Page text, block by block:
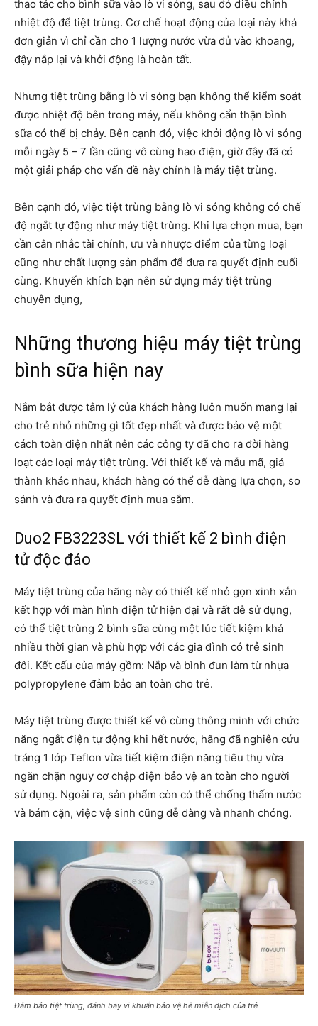
thao tác cho bình sữa vào lò vi sóng, sau đó điều chỉnh
nhiệt độ để tiệt trùng. Cơ chế hoạt động của loại này khá
đơn giản vì chỉ cần cho 1 lượng nước vừa đủ vào khoang,
đậy nắp lại và khởi động là hoàn tất.
Nhưng tiệt trùng bằng lò vi sóng bạn không thể kiểm soát
được nhiệt độ bên trong máy, nếu không cẩn thận bình
sữa có thể bị chảy. Bên cạnh đó, việc khởi động lò vi sóng
mỗi ngày 5 – 7 lần cũng vô cùng hao điện, giờ đây đã có
một giải pháp cho vấn đề này chính là máy tiệt trùng.
Bên cạnh đó, việc tiệt trùng bằng lò vi sóng không có chế
độ ngắt tự động như máy tiệt trùng. Khi lựa chọn mua, bạn
cần cân nhắc tài chính, ưu và nhược điểm của từng loại
cũng như chất lượng sản phẩm để đưa ra quyết định cuối
cùng. Khuyến khích bạn nên sử dụng máy tiệt trùng
chuyên dụng,
Những thương hiệu máy tiệt trùng
bình sữa hiện nay
Nắm bắt được tâm lý của khách hàng luôn muốn mang lại
cho trẻ nhỏ những gì tốt đẹp nhất và được bảo vệ một
cách toàn diện nhất nên các công ty đã cho ra đời hàng
loạt các loại máy tiệt trùng. Với thiết kế và mẫu mã, giá
thành khác nhau, khách hàng có thể dễ dàng lựa chọn, so
sánh và đưa ra quyết định mua sắm.
Duo2 FB3223SL với thiết kế 2 bình điện
tử độc đáo
Máy tiệt trùng của hãng này có thiết kế nhỏ gọn xinh xắn
kết hợp với màn hình điện tử hiện đại và rất dễ sử dụng,
có thể tiệt trùng 2 bình sữa cùng một lúc tiết kiệm khá
nhiều thời gian và phù hợp với các gia đình có trẻ sinh
đôi. Kết cấu của máy gồm: Nắp và bình đun làm từ nhựa
polypropylene đảm bảo an toàn cho trẻ.
Máy tiệt trùng được thiết kế vô cùng thông minh với chức
năng ngắt điện tự động khi hết nước, hãng đã nghiên cứu
tráng 1 lớp Teflon vừa tiết kiệm điện năng tiêu thụ vừa
ngăn chặn nguy cơ chập điện bảo vệ an toàn cho người
sử dụng. Ngoài ra, sản phẩm còn có thể chống thấm nước
và bám cặn, việc vệ sinh cũng dễ dàng và nhanh chóng.
Đảm bảo tiệt trùng, đánh bay vi khuẩn bảo vệ hệ miễn dịch của trẻ